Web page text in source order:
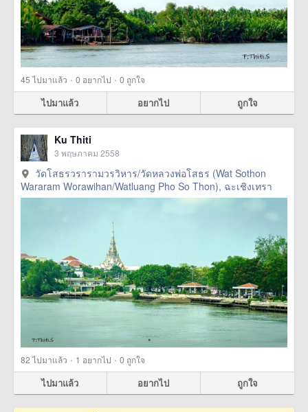
45ไปมาแล้ว · 0 อยากไป · 0 ถูกใจ
ไปมาแล้ว อยากไป ถูกใจ
Ku Thiti
3 พฤษภาคม 2558
วัดโสธรวรารามวรวิหาร/วัดหลวงพ่อโสธร (Wat Sothon
Wararam Worawihan/Watluang Pho So Thon), ฉะเชิงเทรา
82ไปมาแล้ว · 1 อยากไป · 0 ถูกใจ
ไปมาแล้ว อยากไป ถูกใจ